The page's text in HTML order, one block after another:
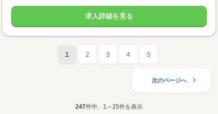
求人詳細を見る
1 2 3 4 5
次のページへ
247件中、1～25件を表示